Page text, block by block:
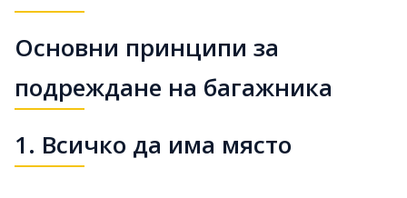
Основни принципи за
подреждане на багажника
1. Всичко да има място